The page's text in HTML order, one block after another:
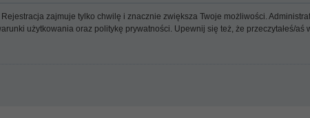
zajmuje tylko chwilę i znacznie zwiększa Twoje możliwości.
użytkowania oraz politykę prywatności. Upewnij się też, że przeczytałeś/aś